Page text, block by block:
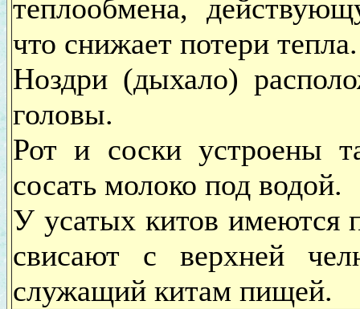
теплообмена,
что снижает потери тепла.
Ноздри (дыхало)
головы.
Рот и соски устроены
сосать молоко под водой.
У усатых китов имеются
свисают с верхней
служащий китам пищей.